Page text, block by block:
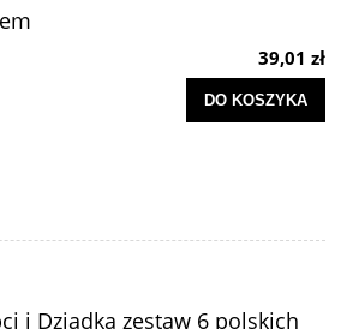
39,01 zł
DO KOSZYKA
i Dziadka zestaw 6 polskich